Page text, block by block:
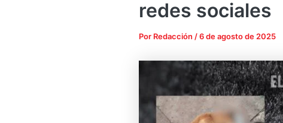
redes sociales
Por Redacción /6 de agosto de 2025